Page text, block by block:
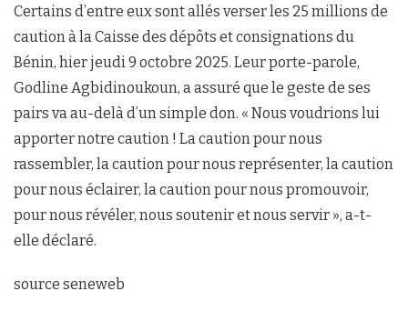
Certains d’entre eux sont allés verser les 25 millions de
caution à la Caisse des dépôts et consignations du
Bénin, hier jeudi 9 octobre 2025. Leur porte-parole,
Godline Agbidinoukoun, a assuré que le geste de ses
pairs va au-delà d’un simple don. « Nous voudrions lui
apporter notre caution ! La caution pour nous
rassembler, la caution pour nous représenter, la caution
pour nous éclairer, la caution pour nous promouvoir,
pour nous révéler, nous soutenir et nous servir », a-t-
elle déclaré.
source seneweb